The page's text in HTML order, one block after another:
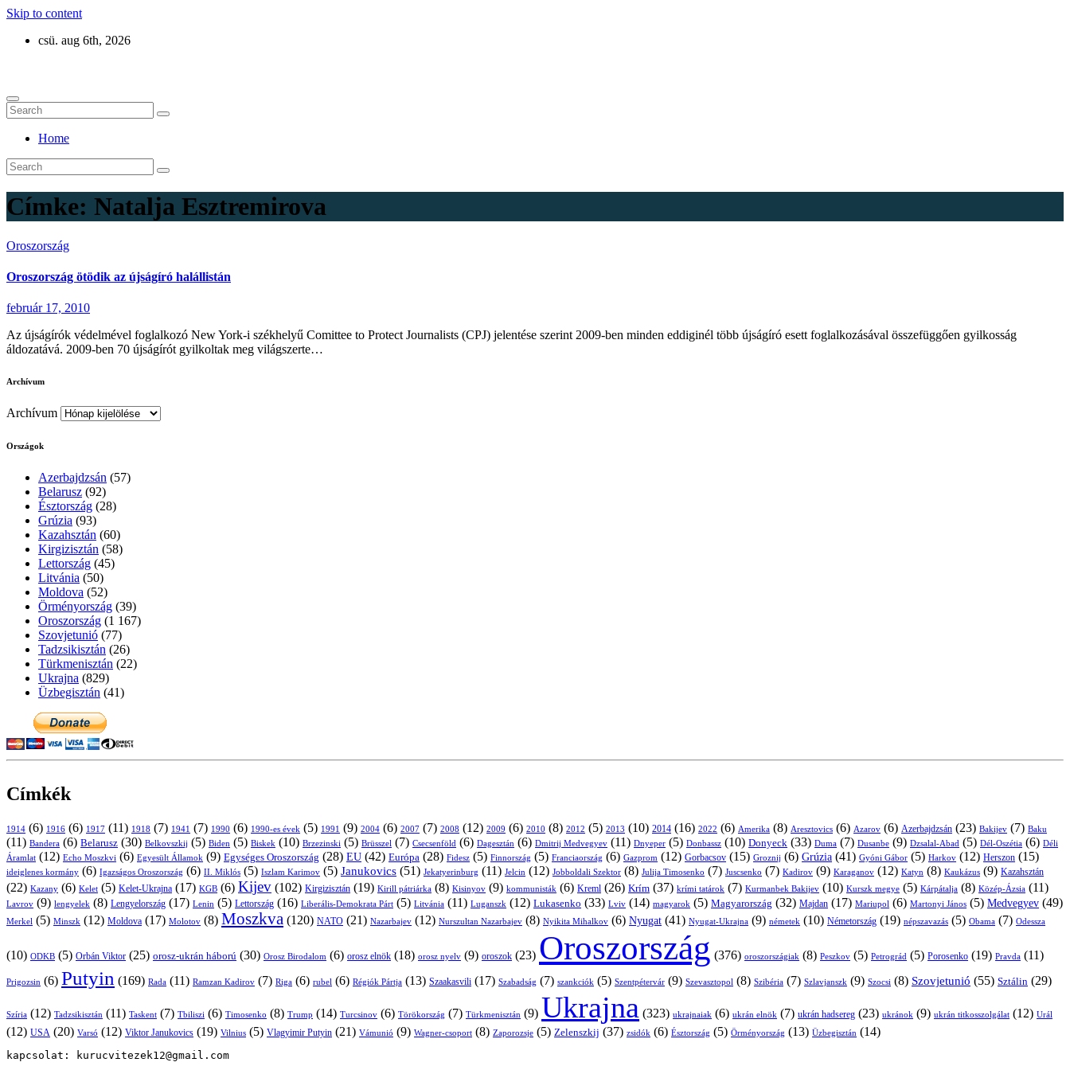
Skip to content
csü. aug 6th, 2026
Home
Címke: Natalja Esztremirova
Oroszország
Oroszország ötödik az újságíró halállistán
február 17, 2010
Az újságírók védelmével foglalkozó New York-i székhelyű Comittee to Protect Journalists (CPJ) jelentése szerint 2009-ben minden eddiginél több újságíró esett foglalkozásával összefüggően gyilkosság
áldozatává. 2009-ben 70 újságírót gyilkoltak meg világszerte…
Archívum
Archívum
Országok
Azerbajdzsán (57)
Belarusz (92)
Észtország (28)
Grúzia (93)
Kazahsztán (60)
Kirgizisztán (58)
Lettország (45)
Litvánia (50)
Moldova (52)
Örményország (39)
Oroszország (1 167)
Szovjetunió (77)
Tadzsikisztán (26)
Türkmenisztán (22)
Ukrajna (829)
Üzbegisztán (41)
Címkék
1914 (6) 1916 (6) 1917 (11) 1918 (7) 1941 (7) 1990 (6) 1990-es évek (5) 1991 (9) 2004 (6) 2007 (7) 2008 (12) 2009 (6) 2010 (8) 2012 (5) 2013 (10) 2014 (16) 2022 (6) Amerika (8) Aresztovics (6) Azarov (6) Azerbajdzsán (23) Bakijev (7) Baku
(11) Bandera (6) Belarusz (30) Belkovszkij (5) Biden (5) Biskek (10) Brzezinski (5) Brüsszel (7) Csecsenföld (6) Dagesztán (6) Dmitrij Medvegyev (11) Dnyeper (5) Donbassz (10) Donyeck (33) Duma (7) Dusanbe (9) Dzsalal-Abad (5) Dél-Oszétia (6) Déli
Áramlat (12) Echo Moszkvi (6) Egyesült Államok (9) Egységes Oroszország (28) EU (42) Európa (28) Fidesz (5) Finnország (5) Franciaország (6) Gazprom (12) Gorbacsov (15) Groznij (6) Grúzia (41) Gyóni Gábor (5) Harkov (12) Herszon (15)
ideiglenes kormány (6) Igazságos Oroszország (6) II. Miklós (5) Iszlam Karimov (5) Janukovics (51) Jekatyerinburg (11) Jelcin (12) Jobboldali Szektor (8) Julija Timosenko (7) Juscsenko (7) Kadirov (9) Karaganov (12) Katyn (8) Kaukázus (9) Kazahsztán
(22) Kazany (6) Kelet (5) Kelet-Ukrajna (17) KGB (6) Kijev (102) Kirgizisztán (19) Kirill pátriárka (8) Kisinyov (9) kommunisták (6) Kreml (26) Krím (37) krími tatárok (7) Kurmanbek Bakijev (10) Kurszk megye (5) Kárpátalja (8) Közép-Ázsia (11)
Lavrov (9) lengyelek (8) Lengyelország (17) Lenin (5) Lettország (16) Liberális-Demokrata Párt (5) Litvánia (11) Luganszk (12) Lukasenko (33) Lviv (14) magyarok (5) Magyarország (32) Majdan (17) Mariupol (6) Martonyi János (5) Medvegyev (49)
Merkel (5) Minszk (12) Moldova (17) Molotov (8) Moszkva (120) NATO (21) Nazarbajev (12) Nurszultan Nazarbajev (8) Nyikita Mihalkov (6) Nyugat (41) Nyugat-Ukrajna (9) németek (10) Németország (19) népszavazás (5) Obama (7) Odessza
(10) ODKB (5) Orbán Viktor (25) orosz-ukrán háború (30) Orosz Birodalom (6) orosz elnök (18) orosz nyelv (9) oroszok (23) Oroszország (376) oroszországiak (8) Peszkov (5) Petrográd (5) Porosenko (19) Pravda (11)
Prigozsin (6) Putyin (169) Rada (11) Ramzan Kadirov (7) Riga (6) rubel (6) Régiók Pártja (13) Szaakasvili (17) Szabadság (7) szankciók (5) Szentpétervár (9) Szevasztopol (8) Szibéria (7) Szlavjanszk (9) Szocsi (8) Szovjetunió (55) Sztálin (29)
Szíria (12) Tadzsikisztán (11) Taskent (7) Tbiliszi (6) Timosenko (8) Trump (14) Turcsinov (6) Törökország (7) Türkmenisztán (9) Ukrajna (323) ukrajnaiak (6) ukrán elnök (7) ukrán hadsereg (23) ukránok (9) ukrán titkosszolgálat (12) Urál
(12) USA (20) Varsó (12) Viktor Janukovics (19) Vilnius (5) Vlagyimir Putyin (21) Vámunió (9) Wagner-csoport (8) Zaporozsje (5) Zelenszkij (37) zsidók (6) Észtország (5) Örményország (13) Üzbegisztán (14)
kapcsolat: kurucvitezek12@gmail.com